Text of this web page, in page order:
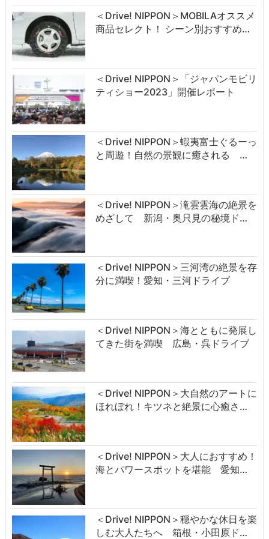
＜Drive! NIPPON＞MOBILAオススメ
商品セレクト！ シーン別おすすめ…
＜Drive! NIPPON＞「ジャパンモビリ
ティショー2023」開催レポート
＜Drive! NIPPON＞蝦夷富士ぐるーっ
と周遊！自然の景観に癒される …
＜Drive! NIPPON＞滝雲雲海の絶景を
めざして 新潟・奥只見の秘境ド…
＜Drive! NIPPON＞三河湾の絶景を存
分に満喫！愛知・三河ドライブ
＜Drive! NIPPON＞海とともに発展し
てきた街を満喫 広島・呉ドライブ
＜Drive! NIPPON＞大自然のアートに
ほれぼれ！キツネと絶景に心癒さ…
＜Drive! NIPPON＞大人におすすめ！
海とパワースポットを堪能 愛知…
＜Drive! NIPPON＞穏やかな休日を楽
しむ大人たちへ 箱根・小田原ド…